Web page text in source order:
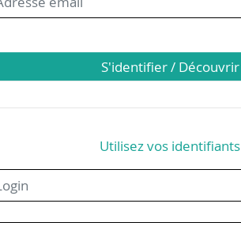
S'identifier / Découvrir
Utilisez vos identifiants